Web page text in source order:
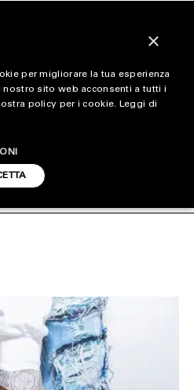
SOLDOUTSERVICE
×
per migliorare la tua esperienza
sito web acconsenti a tutti i
policy per i cookie. Leggi di